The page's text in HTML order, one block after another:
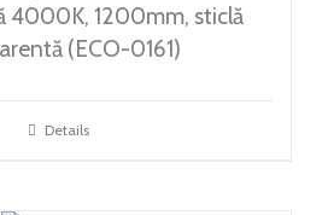
4000K, 1200mm, sticlă
(ECO-0161)
Details